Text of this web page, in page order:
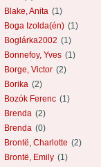
Blake, Anita (1)
Boga Izolda(én) (1)
Boglárka2002 (1)
Bonnefoy, Yves (1)
Borge, Victor (2)
Borika (2)
Bozók Ferenc (1)
Brenda (2)
Brenda (0)
Brontë, Charlotte (2)
Brontë, Emily (1)